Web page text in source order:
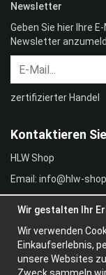
Kontaktieren
HLW Shop
Email: info@hlw-
Information
Über uns
Newsletter
Geben Sie hier Ihre
Newsletter
zertifizierter Handel
Wir gestalten Ihr
Wir verwenden
Einkaufserlebnis,
unsere Websites